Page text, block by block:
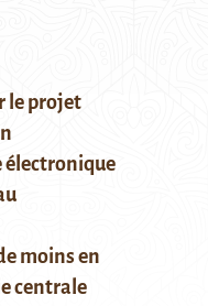
le projet
électronique
moins en
centrale